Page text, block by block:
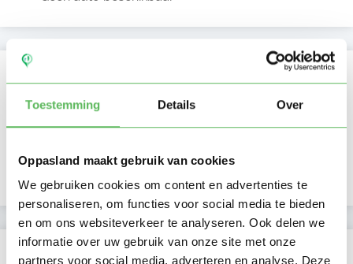
Toestemming Details Over
Oppasland maakt gebruik van cookies
We gebruiken cookies om content en advertenties te
personaliseren, om functies voor social media te bieden
en om ons websiteverkeer te analyseren. Ook delen we
informatie over uw gebruik van onze site met onze
partners voor social media, adverteren en analyse. Deze
Kan oppassen op
Fay heeft nog geen
beschikbaarheid
Di Wo Za
Middag
Nacht
NIEUW
Activiteit op Oppasland